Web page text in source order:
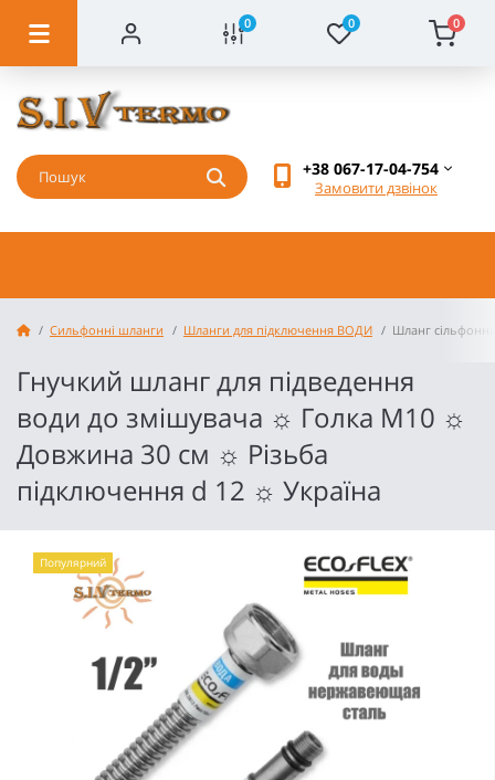
0 0 0
+38 067-17-04-754
Замовити дзвінок
Cильфонні шланги Шланги для підключення ВОДИ Шланг
Гнучкий шланг для підведення
води до змішувача ☼ Голка М10 ☼
Довжина 30 см ☼ Різьба
підключення d 12 ☼ Україна
Популярний